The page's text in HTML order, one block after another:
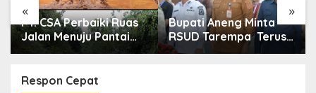
« »
PT. CSA Perbaiki Ruas
Jalan Menuju Pantai
Mempanak Lewat CSR,
Apresiasi
Bupati Aneng Minta
RSUD Tarempa Terus
Tingkatkan Mutu
Respon Cepat